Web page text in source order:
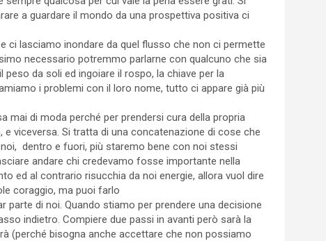
a guardare il mondo da una prospettiva positiva ci
ci lasciamo inondare da quel flusso che non ci permette
necessario potremmo parlarne con qualcuno che sia
da soli ed ingoiare il rospo, la chiave per la
i problemi con il loro nome, tutto ci appare già più
mai di moda perché per prendersi cura della propria
viceversa. Si tratta di una concatenazione di cose che
noi, dentro e fuori, più staremo bene con noi stessi
andare chi credevamo fosse importante nella
ed al contrario risucchia da noi energie, allora vuol dire
coraggio, ma puoi farlo
parte di noi. Quando stiamo per prendere una decisione
indietro. Compiere due passi in avanti però sarà la
(perché bisogna anche accettare che non possiamo